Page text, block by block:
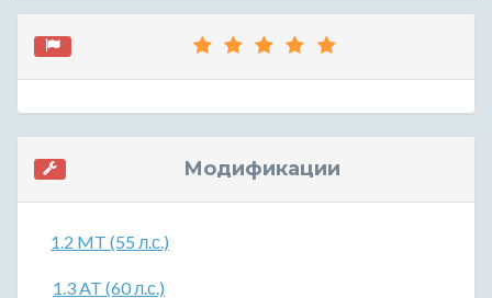
Модификации
1.2 MT (55 л.с.)
1.3 AT (60 л.с.)